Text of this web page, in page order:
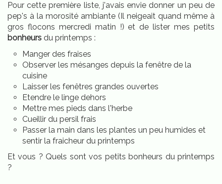
Pour cette première liste, j'avais envie donner un peu de
pep's à la morosité ambiante (Il neigeait quand même à
gros flocons mercredi matin !) et de lister mes petits
bonheurs du printemps :
Manger des fraises
Observer les mésanges depuis la fenêtre de la
cuisine
Laisser les fenêtres grandes ouvertes
Etendre le linge dehors
Mettre mes pieds dans l'herbe
Cueillir du persil frais
Passer la main dans les plantes un peu humides et
sentir la fraicheur du printemps
Et vous ? Quels sont vos petits bonheurs du printemps
?